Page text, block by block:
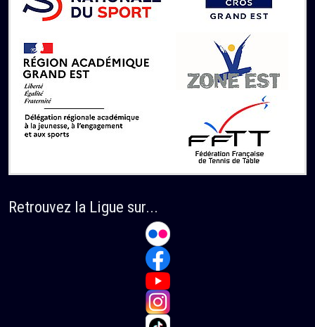
Retrouvez la Ligue sur...